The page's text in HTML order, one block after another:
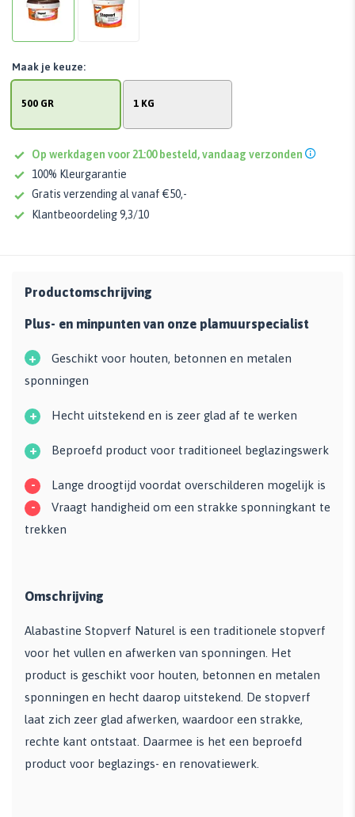
500 GR 1 KG
Maak je keuze:
Op werkdagen voor 21:00 besteld, vandaag verzonden
100% Kleurgarantie
Gratis verzending al vanaf €50,-
Klantbeoordeling 9,3/10
Productomschrijving
Plus- en minpunten van onze plamuurspecialist
+
Geschikt voor houten, betonnen en metalen
sponningen
+ Hecht uitstekend en is zeer glad af te werken
+ Beproefd product voor traditioneel beglazingswerk
- Lange droogtijd voordat overschilderen mogelijk is
-
Vraagt handigheid om een strakke sponningkant te
trekken
Omschrijving
Alabastine Stopverf Naturel is een traditionele stopverf
voor het vullen en afwerken van sponningen. Het
product is geschikt voor houten, betonnen en metalen
sponningen en hecht daarop uitstekend. De stopverf
laat zich zeer glad afwerken, waardoor een strakke,
rechte kant ontstaat. Daarmee is het een beproefd
product voor beglazings- en renovatiewerk.